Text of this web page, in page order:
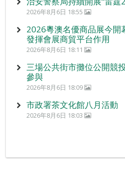
2026年8月6日 18:55
2026粵澳名優商品展今開
發揮會展商貿平台作用
2026年8月6日 18:11
三場公共街市攤位公開競
參與
2026年8月6日 18:09
市政署茶文化館八月活動
2026年8月6日 18:03